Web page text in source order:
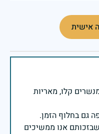
אישית
קלו, מאריות
אנו ממשיכים